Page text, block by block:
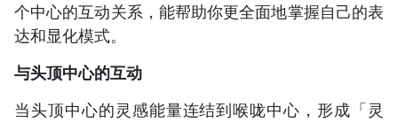
个中心的互动关系，能帮助你更全面地掌握自己的表
达和显化模式。
与头顶中心的互动
当头顶中心的灵感能量连结到喉咙中心，形成「灵